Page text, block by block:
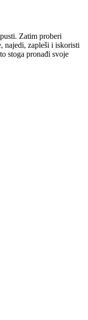
Zatim proberi
najedi, zapleši i iskoristi
stoga pronađi svoje